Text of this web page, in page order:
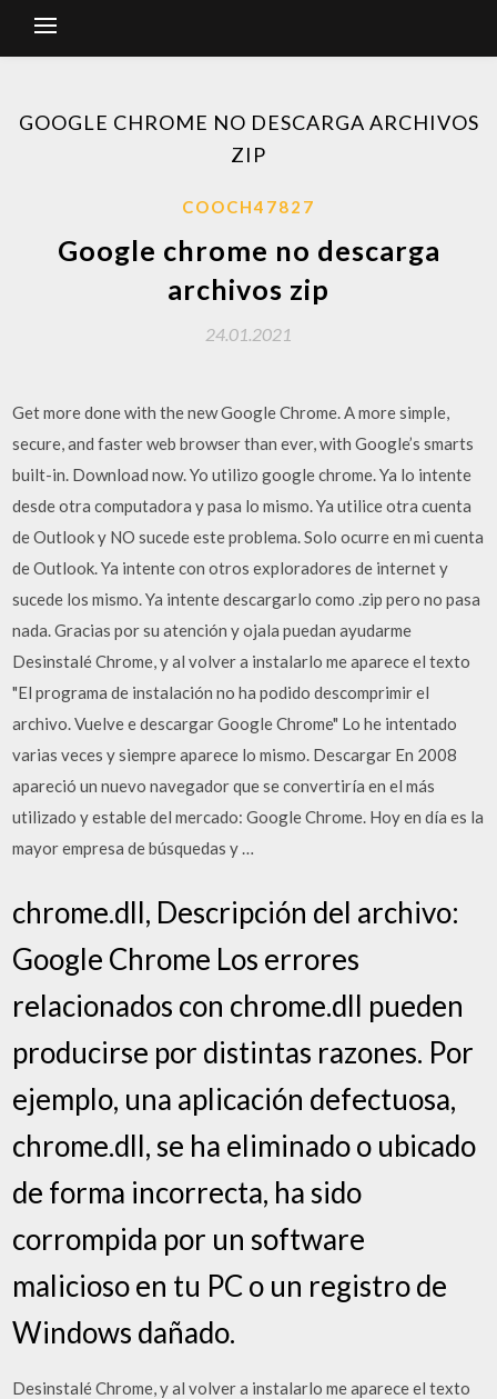
GOOGLE CHROME NO DESCARGA ARCHIVOS
ZIP
COOCH47827
Google chrome no descarga
archivos zip
24.01.2021
Get more done with the new Google Chrome. A more simple,
secure, and faster web browser than ever, with Google’s smarts
built-in. Download now. Yo utilizo google chrome. Ya lo intente
desde otra computadora y pasa lo mismo. Ya utilice otra cuenta
de Outlook y NO sucede este problema. Solo ocurre en mi cuenta
de Outlook. Ya intente con otros exploradores de internet y
sucede los mismo. Ya intente descargarlo como .zip pero no pasa
nada. Gracias por su atención y ojala puedan ayudarme
Desinstalé Chrome, y al volver a instalarlo me aparece el texto
"El programa de instalación no ha podido descomprimir el
archivo. Vuelve e descargar Google Chrome" Lo he intentado
varias veces y siempre aparece lo mismo. Descargar En 2008
apareció un nuevo navegador que se convertiría en el más
utilizado y estable del mercado: Google Chrome. Hoy en día es la
mayor empresa de búsquedas y …
chrome.dll, Descripción del archivo:
Google Chrome Los errores
relacionados con chrome.dll pueden
producirse por distintas razones. Por
ejemplo, una aplicación defectuosa,
chrome.dll, se ha eliminado o ubicado
de forma incorrecta, ha sido
corrompida por un software
malicioso en tu PC o un registro de
Windows dañado.
Desinstalé Chrome, y al volver a instalarlo me aparece el texto